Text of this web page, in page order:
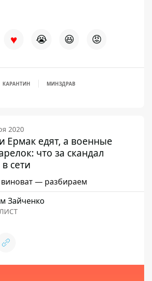
♥ 😭 😆 😡
КАРАНТИН МИНЗДРАВ
2020
Ермак едят, а военные
что за скандал
сети
виноват — разбираем
Зайченко